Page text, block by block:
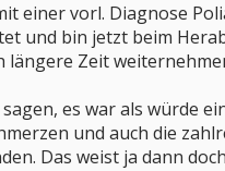
einer vorl. Diagnose
und bin jetzt beim
längere Zeit
es war als würde
und auch die
Das weist ja dann